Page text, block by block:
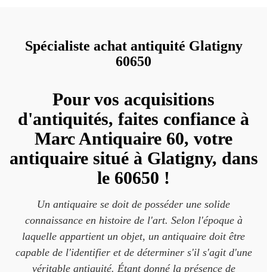
Spécialiste achat antiquité Glatigny
60650
Pour vos acquisitions
d'antiquités, faites confiance à
Marc Antiquaire 60, votre
antiquaire situé à Glatigny, dans
le 60650 !
Un antiquaire se doit de posséder une solide
connaissance en histoire de l'art. Selon l'époque à
laquelle appartient un objet, un antiquaire doit être
capable de l'identifier et de déterminer s'il s'agit d'une
véritable antiquité. Étant donné la présence de